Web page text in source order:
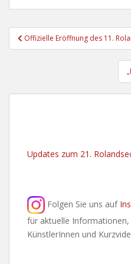
Offizielle Eröffnung des 11.
Updates zum 21.
Folgen Sie uns auf
für aktuelle
KünstlerInnen und